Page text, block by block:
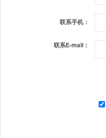
联系手机：
联系E-mail：